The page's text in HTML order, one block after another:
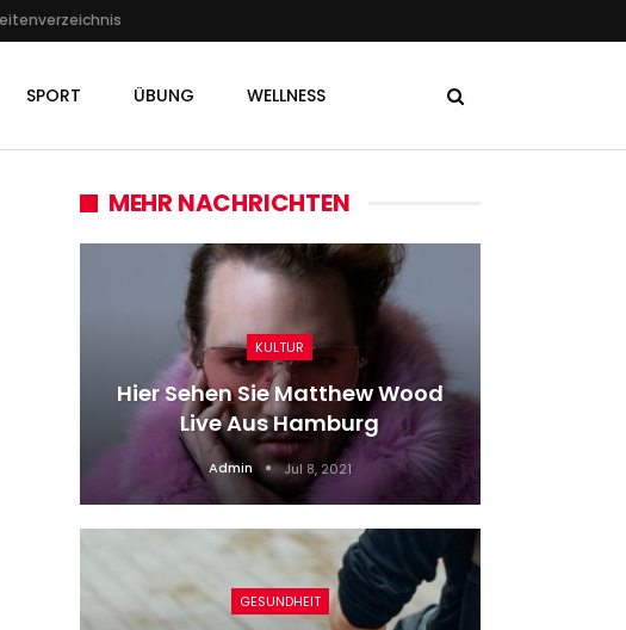
SPORT ÜBUNG WELLNESS
MEHR NACHRICHTEN
KULTUR
Hier Sehen Sie Matthew Wood
Live Aus Hamburg
Admin Jul 8, 2021
GESUNDHEIT